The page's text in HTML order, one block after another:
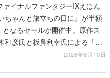
ァイナルファンタジーIXえほん
ちゃんと旅立ちの日に』が半額
なるセールが開催中。原作ス
和彦氏と板鼻利幸氏による「ビ
2026年8月10日